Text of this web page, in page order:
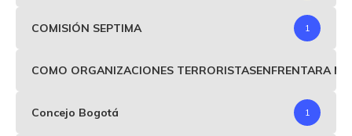
COMISIÓN SEPTIMA 1
COMO ORGANIZACIONES TERRORISTASENFRENTARA
Concejo Bogotá 1